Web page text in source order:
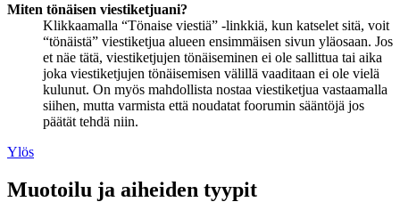
Miten tönäisen viestiketjuani?
Klikkaamalla “Tönaise viestiä” -linkkiä, kun katselet sitä, voit
“tönäistä” viestiketjua alueen ensimmäisen sivun yläosaan. Jos
et näe tätä, viestiketjujen tönäiseminen ei ole sallittua tai aika
joka viestiketjujen tönäisemisen välillä vaaditaan ei ole vielä
kulunut. On myös mahdollista nostaa viestiketjua vastaamalla
siihen, mutta varmista että noudatat foorumin sääntöjä jos
päätät tehdä niin.
Ylös
Muotoilu ja aiheiden tyypit